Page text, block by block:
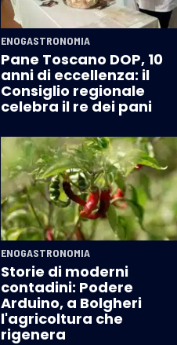
ENOGASTRONOMIA
Pane Toscano DOP, 10
anni di eccellenza: il
Consiglio regionale
celebra il re dei pani
ENOGASTRONOMIA
Storie di moderni
contadini: Podere
Arduino, a Bolgheri
l'agricoltura che
rigenera